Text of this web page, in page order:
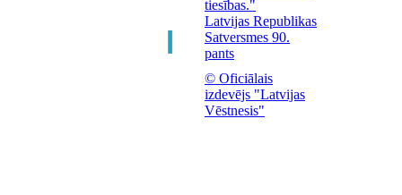
tiesības."
Latvijas Republikas
Satversmes 90.
pants
© Oficiālais
izdevējs "Latvijas
Vēstnesis"